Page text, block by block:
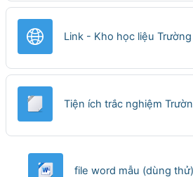
Link - Kho học liệu
Tiện ích trắc nghiệm
file word mẫu (dùng thử)